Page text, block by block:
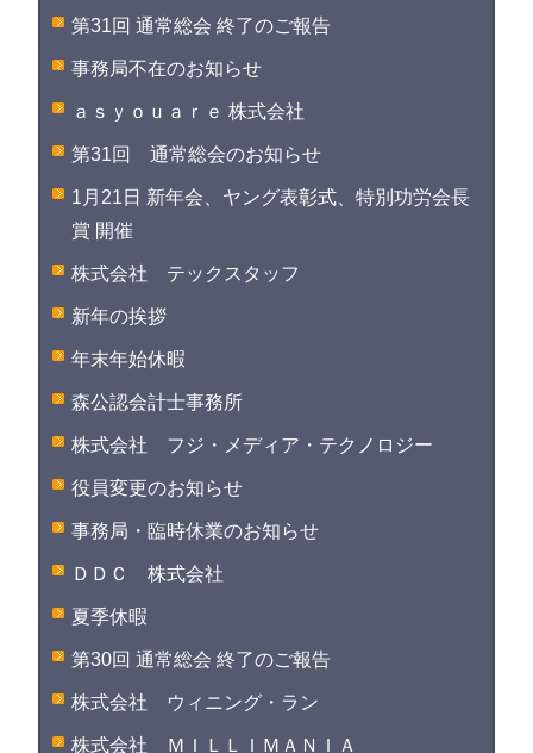
第31回 通常総会 終了のご報告
事務局不在のお知らせ
ａｓｙｏｕａｒｅ 株式会社
第31回 通常総会のお知らせ
1月21日 新年会、ヤング表彰式、特別功労会長
賞 開催
株式会社 テックスタッフ
新年の挨拶
年末年始休暇
森公認会計士事務所
株式会社 フジ・メディア・テクノロジー
役員変更のお知らせ
事務局・臨時休業のお知らせ
ＤＤＣ 株式会社
夏季休暇
第30回 通常総会 終了のご報告
株式会社 ウィニング・ラン
株式会社 ＭＩＬＬＩＭＡＮＩＡ